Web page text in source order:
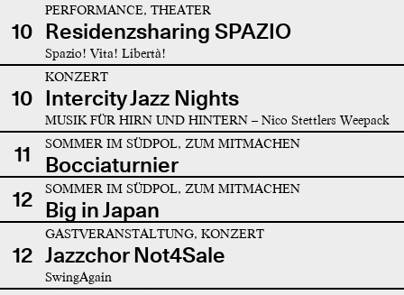
10
PERFORMANCE, THEATER
Residenzsharing SPAZIO
Spazio! Vita! Libertà!
10
KONZERT
Intercity Jazz Nights
MUSIK FÜR HIRN UND HINTERN – Nico Stettlers Weepack
11 SOMMER IM SÜDPOL, ZUM MITMACHEN
Bocciaturnier
12
SOMMER IM SÜDPOL, ZUM MITMACHEN
Big in Japan
12
GASTVERANSTALTUNG, KONZERT
Jazzchor Not4Sale
SwingAgain